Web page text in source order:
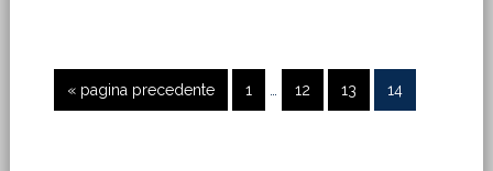
« Vai
alla
pagina precedente Pagina
1 Pagina
12 Pagina
13 Pagina
14